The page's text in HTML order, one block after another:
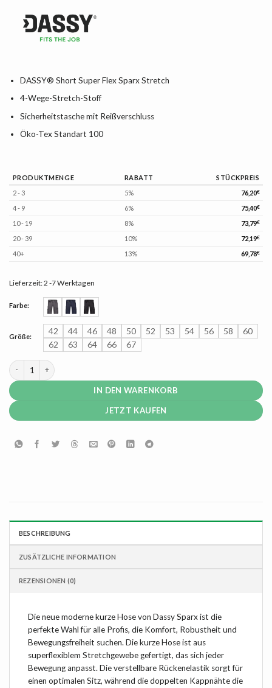
DASSY® Short Super Flex Sparx Stretch
4-Wege-Stretch-Stoff
Sicherheitstasche mit Reißverschluss
Öko-Tex Standart 100
PRODUKTMENGE RABATT
STÜCKPREIS
2 - 3
5% 76,20€
4 - 9 6% 75,40€
10 - 19 8% 73,79€
20 - 39 10% 72,19€
40+ 13% 69,78€
Lieferzeit:2 -7 Werktagen
Farbe:
Größe:
42 44 46 48 50 52 53 54 56 58
60
62
63 64 66 67
Dassy Sparx Herren Stretch Arbeitsshorts Menge
IN DEN WARENKORB
JETZT KAUFEN
BESCHREIBUNG
ZUSÄTZLICHE INFORMATION
REZENSIONEN (0)
Die neue moderne kurze Hose von Dassy Sparx ist die
perfekte Wahl für alle Profis, die Komfort, Robustheit und
Bewegungsfreiheit suchen. Die kurze Hose ist aus
superflexiblem Stretchgewebe gefertigt, das sich jeder
Bewegung anpasst. Die verstellbare Rückenelastik sorgt für
einen optimalen Sitz, während die doppelten Kappnähte die